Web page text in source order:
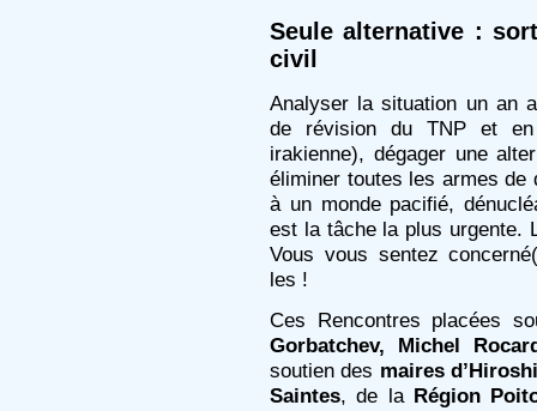
Seule alternative :
civil
Analyser la situation un an
de révision du TNP et
irakienne), dégager une
éliminer toutes les armes
à un monde pacifié,
est la tâche la plus urgente.
Vous vous sentez
les !
Ces Rencontres placées
Gorbatchev, Michel
soutien des maires
Saintes, de la Région